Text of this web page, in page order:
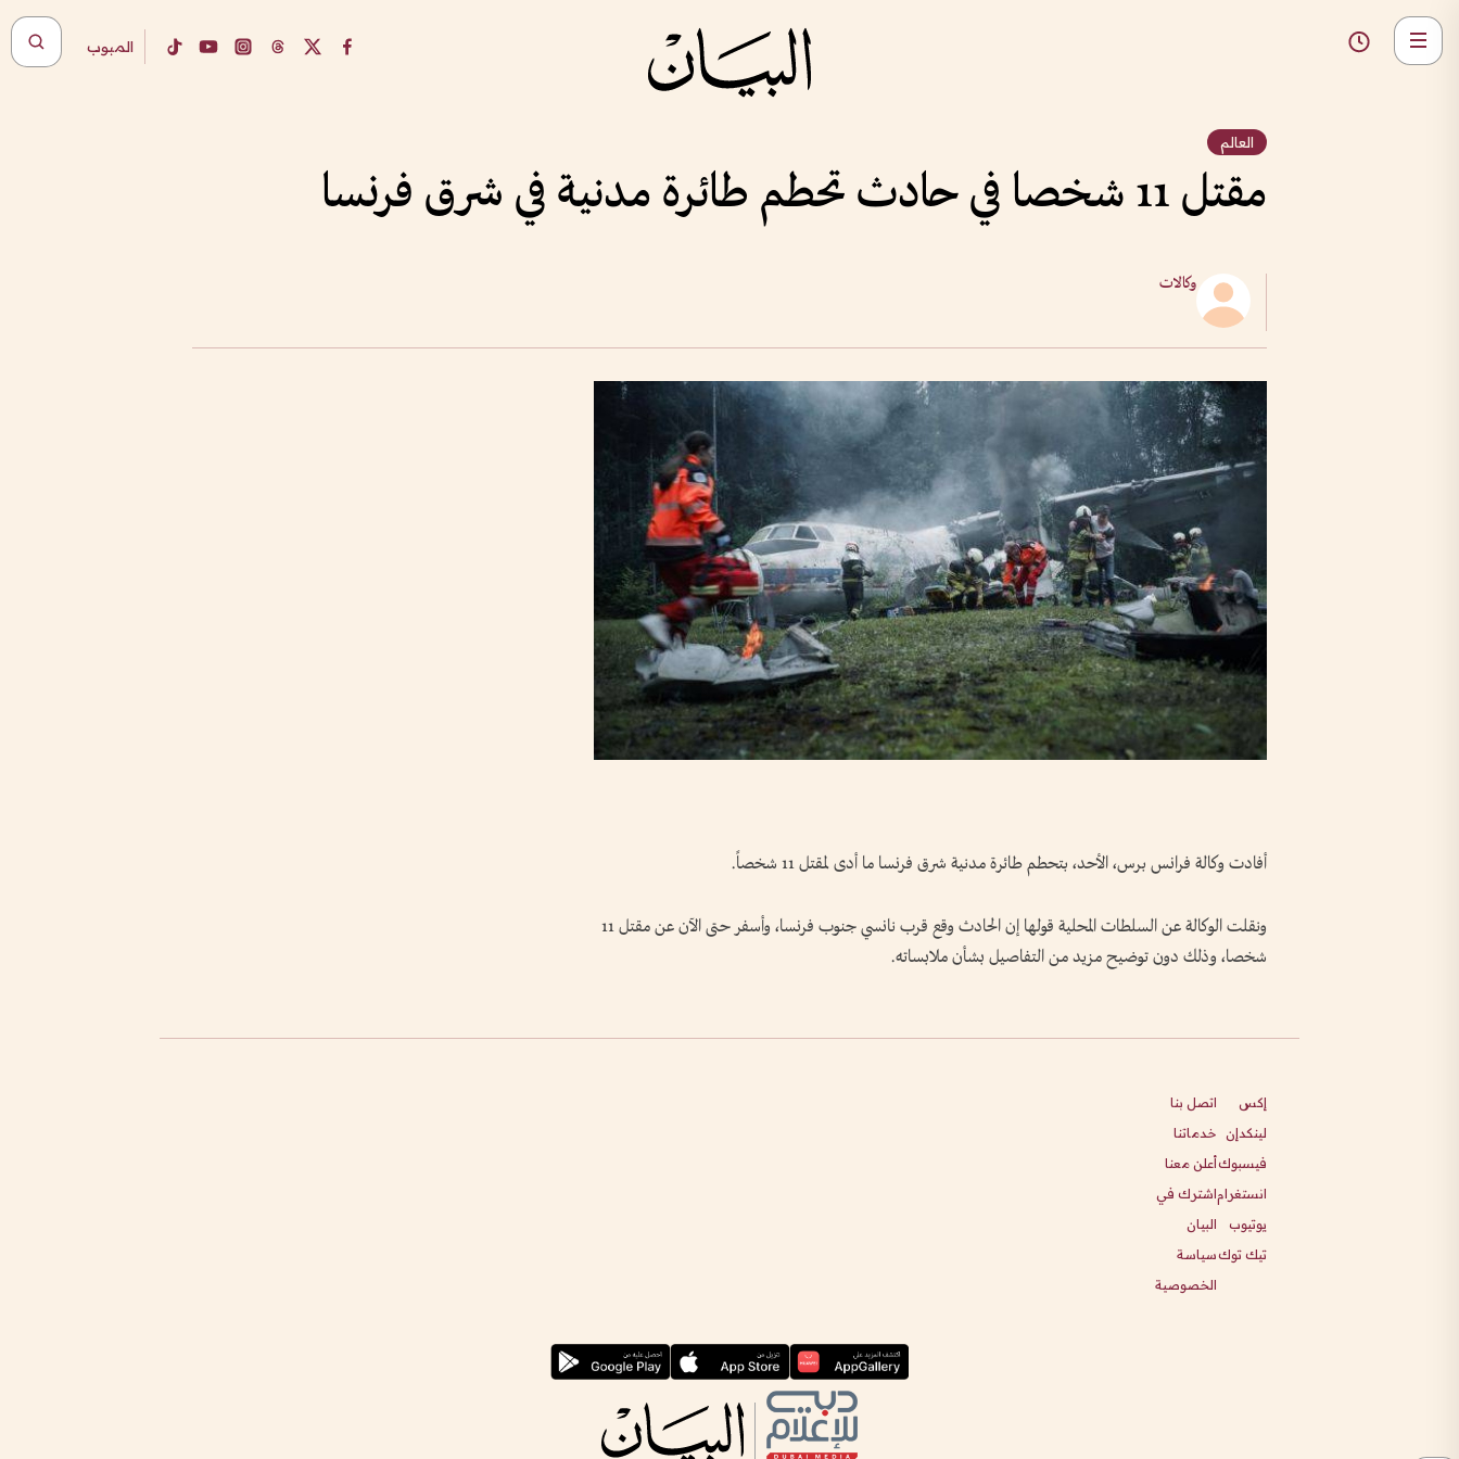
المبوب
العالم
مقتل 11 شخصا في حادث تحطم طائرة مدنية في شرق فرنسا
وكالات
أفادت وكالة فرانس برس، الأحد، بتحطم طائرة مدنية شرق فرنسا ما أدى لمقتل 11 شخصاً.
ونقلت الوكالة عن السلطات المحلية قولها إن الحادث وقع قرب نانسي جنوب فرنسا، وأسفر حتى الآن عن مقتل 11
شخصا، وذلك دون توضيح مزيد من التفاصيل بشأن ملابساته.
إكس
لينكدإن
فيسبوك
انستغرام
يوتيوب
تيك توك
اتصل بنا
خدماتنا
أعلن معنا
اشترك في
البيان
سياسة
الخصوصية